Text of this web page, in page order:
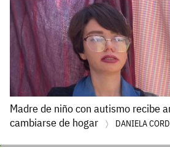
Madre de niño con autismo recibe
cambiarse de hogar
DANIELA